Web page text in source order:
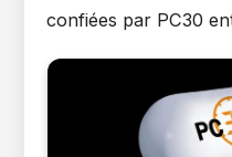
confiées par PC30